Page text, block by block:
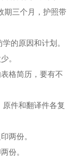
期三个月，护照带
的原因和计划。
。
格简历，要有不
原件和翻译件各复
两份。
份。